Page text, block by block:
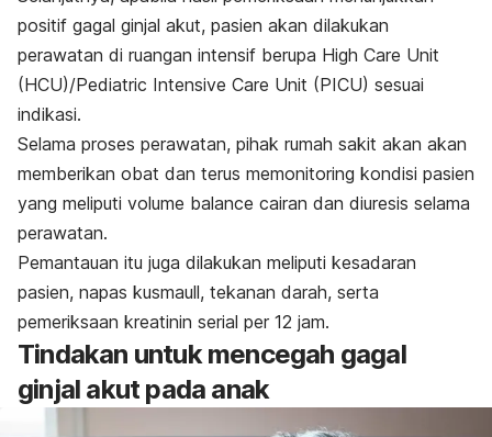
positif gagal ginjal akut, pasien akan dilakukan
perawatan di ruangan intensif berupa High Care Unit
(HCU)/Pediatric Intensive Care Unit (PICU) sesuai
indikasi.
Selama proses perawatan, pihak rumah sakit akan akan
memberikan obat dan terus memonitoring kondisi pasien
yang meliputi volume balance cairan dan diuresis selama
perawatan.
Pemantauan itu juga dilakukan meliputi kesadaran
pasien, napas kusmaull, tekanan darah, serta
pemeriksaan kreatinin serial per 12 jam.
Tindakan untuk mencegah gagal
ginjal akut pada anak